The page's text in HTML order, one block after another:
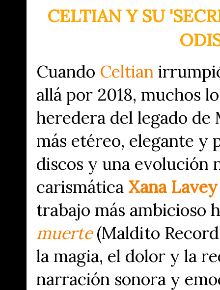
CELTIAN Y SU
Cuando Celtian
allá por 2018, muchos
heredera del legado de
más etéreo, elegante y
discos y una evolución
carismática Xana Lavey
trabajo más ambicioso
muerte(Maldito
la magia, el dolor y la
narración sonora y